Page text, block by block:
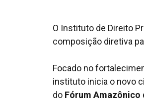
O Instituto de Direito
composição diretiva
Focado no
instituto inicia o novo
do Fórum Amazônico